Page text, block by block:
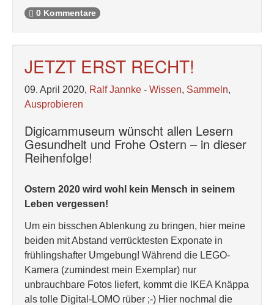
0 Kommentare
JETZT ERST RECHT!
09. April 2020, Ralf Jannke - Wissen, Sammeln,
Ausprobieren
Digicammuseum wünscht allen Lesern
Gesundheit und Frohe Ostern – in dieser
Reihenfolge!
Ostern 2020 wird wohl kein Mensch in seinem
Leben vergessen!
Um ein bisschen Ablenkung zu bringen, hier meine
beiden mit Abstand verrücktesten Exponate in
frühlingshafter Umgebung! Während die LEGO-
Kamera (zumindest mein Exemplar) nur
unbrauchbare Fotos liefert, kommt die IKEA Knäppa
als tolle Digital-LOMO rüber ;-) Hier nochmal die